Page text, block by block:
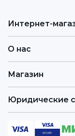
Интернет-
О нас
Магазин
Юридические